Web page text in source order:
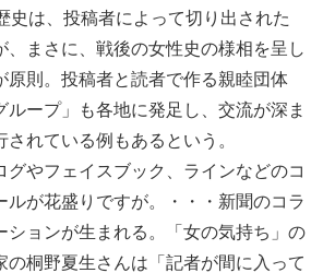
史は、投稿者によって切り出された
、まさに、戦後の女性史の様相を呈し
原則。投稿者と読者で作る親睦団体
ループ」も各地に発足し、交流が深ま
されている例もあるという。
グやフェイスブック、ラインなどのコ
ルが花盛りですが。・・・新聞のコラ
ションが生まれる。「女の気持ち」の
の桐野夏生さんは「記者が間に入って